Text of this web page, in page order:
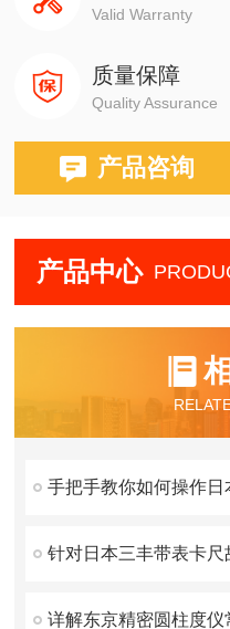
Valid Warranty
质量保障
Quality Assurance
产品咨询
产品中心
手把手教你如何操作日
针对日本三丰带表卡尺
详解东京精密圆柱度